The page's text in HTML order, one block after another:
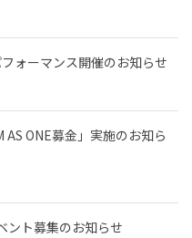
ォーマンス開催のお知らせ
ONE募金」実施のお知ら
ント募集のお知らせ